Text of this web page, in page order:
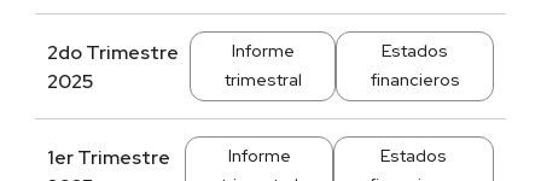
2do Trimestre
2025
Informe
trimestral
Estados
financieros
1er Trimestre
Informe
Estados